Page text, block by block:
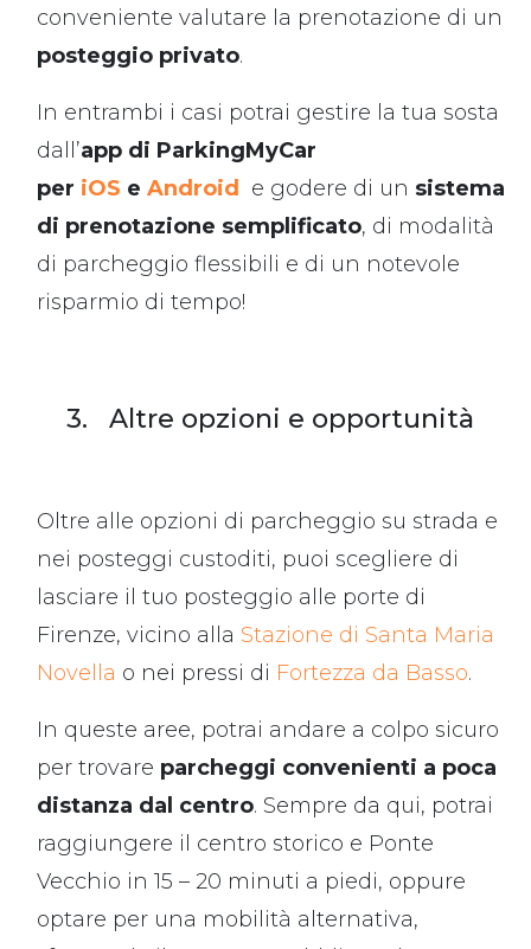
conveniente valutare la prenotazione di un
posteggio privato.
In entrambi i casi potrai gestire la tua sosta
dall’app di ParkingMyCar
per iOS e Android e godere di un sistema
di prenotazione semplificato, di modalità
di parcheggio flessibili e di un notevole
risparmio di tempo!
3. Altre opzioni e opportunità
Oltre alle opzioni di parcheggio su strada e
nei posteggi custoditi, puoi scegliere di
lasciare il tuo posteggio alle porte di
Firenze, vicino alla Stazione di Santa Maria
Novella o nei pressi di Fortezza da Basso.
In queste aree, potrai andare a colpo sicuro
per trovare parcheggi convenienti a poca
distanza dal centro. Sempre da qui, potrai
raggiungere il centro storico e Ponte
Vecchio in 15 – 20 minuti a piedi, oppure
optare per una mobilità alternativa,